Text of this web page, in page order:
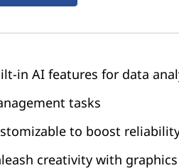
in AI features for data
tasks
to boost
creativity with